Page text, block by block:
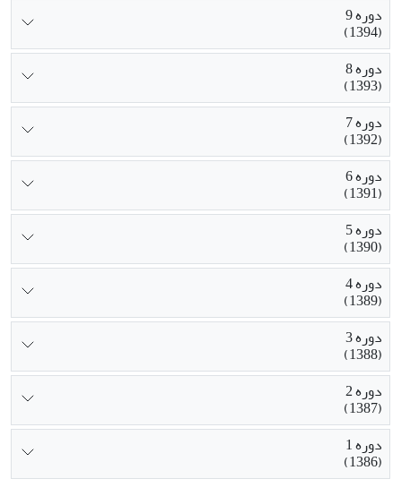
دوره 9
(1394)
دوره 8
(1393)
دوره 7
(1392)
دوره 6
(1391)
دوره 5
(1390)
دوره 4
(1389)
دوره 3
(1388)
دوره 2
(1387)
دوره 1
(1386)